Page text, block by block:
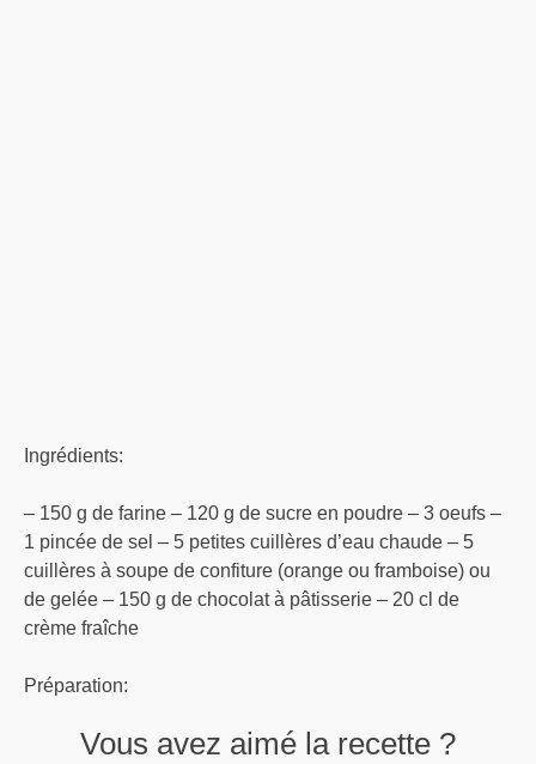
Ingrédients:
– 150 g de farine – 120 g de sucre en poudre – 3 oeufs –
1 pincée de sel – 5 petites cuillères d’eau chaude – 5
cuillères à soupe de confiture (orange ou framboise) ou
de gelée – 150 g de chocolat à pâtisserie – 20 cl de
crème fraîche
Préparation:
Vous avez aimé la recette ?